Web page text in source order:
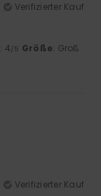
Verifizierter Kauf
: 4/5 Größe: Groß
Verifizierter Kauf